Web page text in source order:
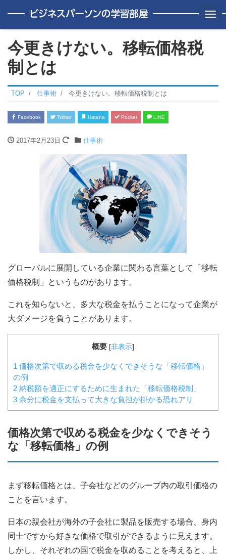
今更きけない。移転価格税
制とは
TOP 仕事術 今更きけない。移転価格税制とは
Facebook Twitter Hatena Pocket LINE
2017年2月23日 仕事術
グローバルに展開している企業に関わる言葉として「移転
価格税制」というものがあります。
これを知らないと、多大な税金を払うことになって企業が
大ダメージを負うことがあります。
概要 [非表示]
1 価格次第で収める税金を少なくできそうな「移転価格」
の例
2 納税額を適正にするために生まれた「移転価格税制」
3 余分に税金を支払って大きな負担が掛かる恐れアリ
価格次第で収める税金を少なくできそう
な「移転価格」の例
まず移転価格とは、子会社などのグループ内の取引価格の
ことを言います。
日本の親会社が海外の子会社に製品を販売する場合、身内
同士ですから好きな価格で取引ができるように見えます。
しかし、それぞれの国で税金を収めることを考えると、上